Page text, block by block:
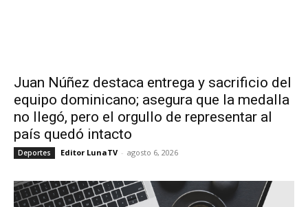
Juan Núñez destaca entrega y sacrificio del
equipo dominicano; asegura que la medalla
no llegó, pero el orgullo de representar al
país quedó intacto
Deportes Editor LunaTV - agosto 6, 2026